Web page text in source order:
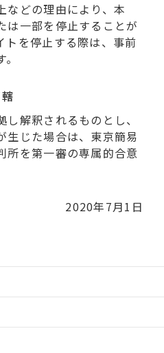
などの理由により、本
は一部を停止することが
トを停止する際は、事前
解釈されるものとし、
生じた場合は、東京簡易
所を第一審の専属的合意
2020年7月1日